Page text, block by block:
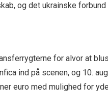
og det ukrainske
for alvor at
ind på scenen, og 10.
euro med mulighed for